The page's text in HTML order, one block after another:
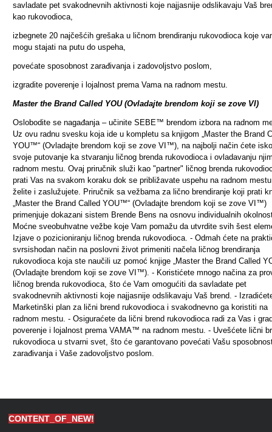
savladate pet svakodnevnih aktivnosti koje najjasnije odslikavaju Vaš
kao rukovodioca,
izbegnete 20 najčešćih grešaka u ličnom brendiranju rukovodioca koje
mogu stajati na putu do uspeha,
povećate sposobnost zarađivanja i zadovoljstvo poslom,
izgradite poverenje i lojalnost prema Vama na radnom mestu.
Master the Brand Called YOU (Ovladajte brendom koji se zove VI)
Oslobodite se nagađanja –učinite SEBE™ brendom izbora na radnom
Uz ovu radnu svesku koja ide u kompletu sa knjigom „Master the Brand
YOU™“ (Ovladajte brendom koji se zove VI™), na najbolji način ćete
svoje putovanje ka stvaranju ličnog brenda rukovodioca i ovladavanju
radnom mestu. Ovaj priručnik služi kao "partner" ličnog brenda
prati Vas na svakom koraku dok se približavate uspehu na radnom
želite i zaslužujete. Priručnik sa vežbama za lično brendiranje koji prati
„Master the Brand Called YOU™“ (Ovladajte brendom koji se zove VI™)
primenjuje dokazani sistem Brende Bens na osnovu individualnih
Moćne sveobuhvatne vežbe koje Vam pomažu da utvrdite svih šest
Izjave o pozicioniranju ličnog brenda rukovodioca. - Odmah ćete na
svrsishodan način na poslovni život primeniti načela ličnog brendiranja
rukovodioca koja ste naučili uz pomoć knjige „Master the Brand Called
(Ovladajte brendom koji se zove VI™). - Koristićete mnogo načina za
ličnog brenda rukovodioca, što će Vam omogućiti da savladate pet
svakodnevnih aktivnosti koje najjasnije odslikavaju Vaš brend. -
Marketinški plan za lični brend rukovodioca i svakodnevno ga koristiti na
radnom mestu. - Osiguraćete da lični brend rukovodioca radi za Vas i
poverenje i lojalnost prema VAMA™ na radnom mestu. - Uvešćete lični
rukovodioca u stvarni svet, što će garantovano povećati Vašu
zarađivanja i Vaše zadovoljstvo poslom.
CONTENT_OF_NEW!